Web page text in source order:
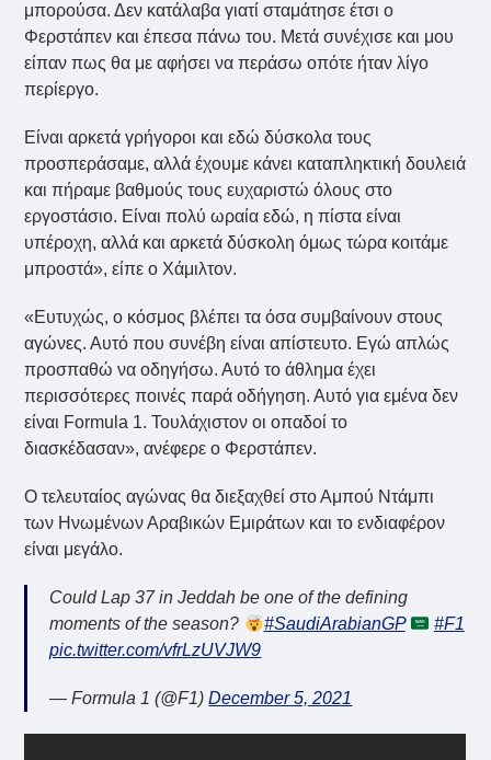
μπορούσα. Δεν κατάλαβα γιατί σταμάτησε έτσι ο
Φερστάπεν και έπεσα πάνω του. Μετά συνέχισε και μου
είπαν πως θα με αφήσει να περάσω οπότε ήταν λίγο
περίεργο.
Είναι αρκετά γρήγοροι και εδώ δύσκολα τους
προσπεράσαμε, αλλά έχουμε κάνει καταπληκτική δουλειά
και πήραμε βαθμούς τους ευχαριστώ όλους στο
εργοστάσιο. Είναι πολύ ωραία εδώ, η πίστα είναι
υπέροχη, αλλά και αρκετά δύσκολη όμως τώρα κοιτάμε
μπροστά», είπε ο Χάμιλτον.
«Ευτυχώς, ο κόσμος βλέπει τα όσα συμβαίνουν στους
αγώνες. Αυτό που συνέβη είναι απίστευτο. Εγώ απλώς
προσπαθώ να οδηγήσω. Αυτό το άθλημα έχει
περισσότερες ποινές παρά οδήγηση. Αυτό για εμένα δεν
είναι Formula 1. Τουλάχιστον οι οπαδοί το
διασκέδασαν», ανέφερε ο Φερστάπεν.
Ο τελευταίος αγώνας θα διεξαχθεί στο Αμπού Ντάμπι
των Ηνωμένων Αραβικών Εμιράτων και το ενδιαφέρον
είναι μεγάλο.
Could Lap 37 in Jeddah be one of the defining
moments of the season?
#SaudiArabianGP
#F1
pic.twitter.com/vfrLzUVJW9
— Formula 1 (@F1)December 5, 2021